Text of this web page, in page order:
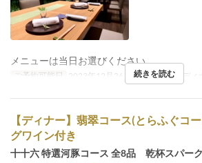
メニューは当日お選びください。
ご予約可能日 2023年12月26日 ~ 食事時間 ディ
続きを読む
【ディナー】翡翠コース(とらふぐコ
グワイン付き
十十六 特選河豚コース 全8品 乾杯スパー